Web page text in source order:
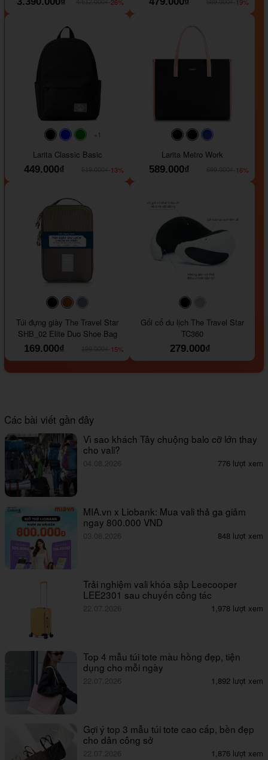
#faf0e6
#000000#0000FF#008000
+1
Larita Classic Basic
449.000₫
-13%
#000000#000000
Larita Metro Work
589.000₫
-16%
#000000#964B00
Túi đựng giày The Travel Star
SHB_02 Elite Duo Shoe Bag
169.000₫
-15%
#000000
Gối cổ du lịch The Travel Star
TC360
279.000₫
Các bài viết gần đây
Vì sao khách Tây chuộng balo cỡ lớn thay
cho vali?
04.08.2026 776 lượt xem
MIA.vn x Liobank: Mua vali thả ga giảm
ngay 800.000 VND
03.08.2026 848 lượt xem
Trải nghiệm vali khóa sập Leecooper
LEE2301 sau chuyến công tác
22.07.2026 1,978 lượt xem
Top 4 mẫu túi tote màu hồng đẹp, tiện
dụng cho mỗi ngày
22.07.2026 1,892 lượt xem
Gợi ý top 3 mẫu túi tote cao cấp, bền đẹp
cho dân công sở
22.07.2026 1,876 lượt xem